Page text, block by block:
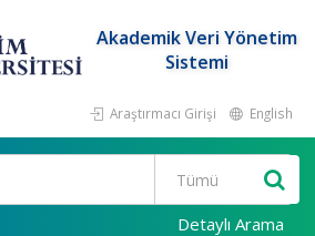
Akademik Veri Yönetim
Sistemi
Araştırmacı Girişi English
Detaylı Arama